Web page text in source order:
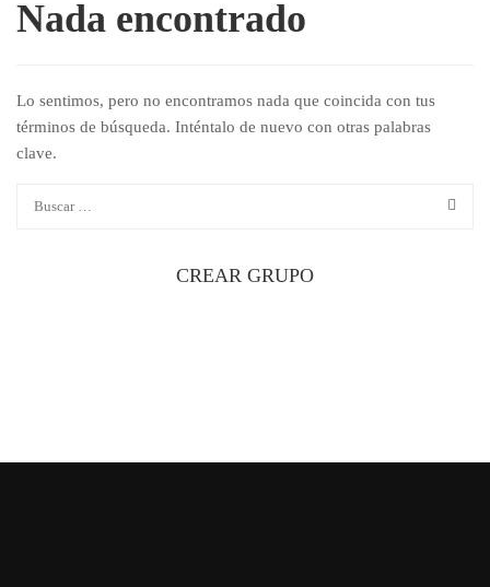
Nada encontrado
Lo sentimos, pero no encontramos nada que coincida con tus
términos de búsqueda. Inténtalo de nuevo con otras palabras
clave.
CREAR GRUPO